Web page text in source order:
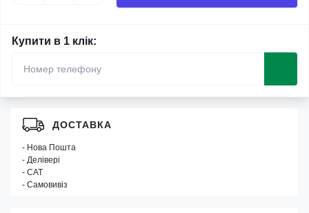
Купити в 1 клік:
ДОСТАВКА
- Нова Пошта
- Делівері
- САТ
- Самовивіз